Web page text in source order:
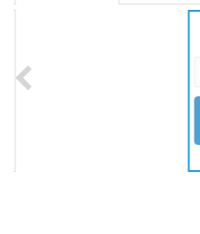
2551ci черный